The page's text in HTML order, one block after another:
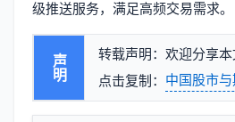
级推送服务，满足高频交易需求。
声明
转载声明：欢迎分享本
点击复制： 中国股市